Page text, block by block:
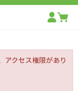
アクセス権限があり